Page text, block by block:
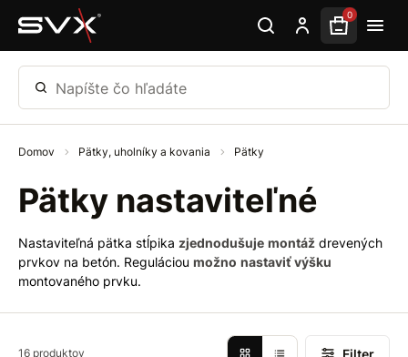
Preskočiť na hlavný obsah 0
Napíšte čo hľadáte
Domov Pätky, uholníky a kovania Pätky
Pätky nastaviteľné
Nastaviteľná pätka stĺpika zjednodušuje montáž drevených
prvkov na betón. Reguláciou možno nastaviť výšku
montovaného prvku.
16 produktov Filter